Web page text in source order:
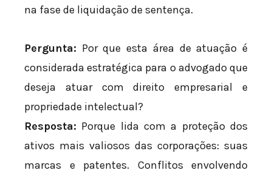
na fase de liquidação de sentença.
Pergunta: Por que esta área de atuação é
considerada estratégica para o advogado que
deseja atuar com direito empresarial e
propriedade intelectual?
Resposta: Porque lida com a proteção dos
ativos mais valiosos das corporações: suas
marcas e patentes. Conflitos envolvendo